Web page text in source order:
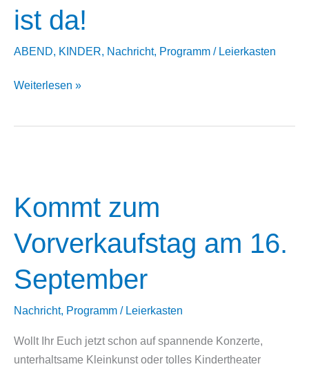
ist da!
ABEND, KINDER, Nachricht, Programm / Leierkasten
Das
Weiterlesen »
Kommt zum
Vorverkaufstag am 16.
September
Nachricht, Programm / Leierkasten
Wollt Ihr Euch jetzt schon auf spannende Konzerte,
unterhaltsame Kleinkunst oder tolles Kindertheater